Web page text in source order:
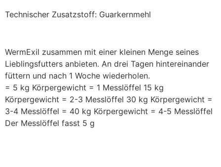
Technischer Zusatzstoff: Guarkernmehl
WermExil zusammen mit einer kleinen Menge seines
Lieblingsfutters anbieten. An drei Tagen hintereinander
füttern und nach 1 Woche wiederholen.
= 5 kg Körpergewicht = 1 Messlöffel 15 kg
Körpergewicht = 2-3 Messlöffel 30 kg Körpergewicht =
3-4 Messlöffel = 40 kg Körpergewicht = 4-5 Messlöffel
Der Messlöffel fasst 5 g